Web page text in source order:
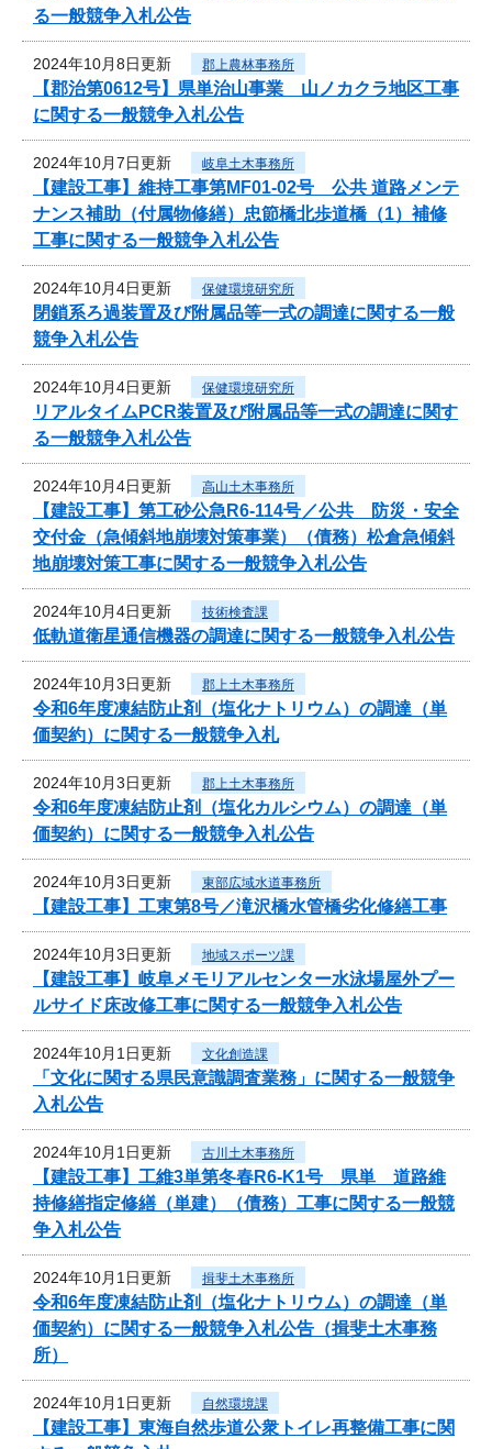
る一般競争入札公告
2024年10月8日更新 郡上農林事務所
【郡治第0612号】県単治山事業 山ノカクラ地区工事
に関する一般競争入札公告
2024年10月7日更新 岐阜土木事務所
【建設工事】維持工事第MF01-02号 公共 道路メンテ
ナンス補助（付属物修繕）忠節橋北歩道橋（1）補修
工事に関する一般競争入札公告
2024年10月4日更新 保健環境研究所
閉鎖系ろ過装置及び附属品等一式の調達に関する一般
競争入札公告
2024年10月4日更新 保健環境研究所
リアルタイムPCR装置及び附属品等一式の調達に関す
る一般競争入札公告
2024年10月4日更新 高山土木事務所
【建設工事】第工砂公急R6-114号／公共 防災・安全
交付金（急傾斜地崩壊対策事業）（債務）松倉急傾斜
地崩壊対策工事に関する一般競争入札公告
2024年10月4日更新 技術検査課
低軌道衛星通信機器の調達に関する一般競争入札公告
2024年10月3日更新 郡上土木事務所
令和6年度凍結防止剤（塩化ナトリウム）の調達（単
価契約）に関する一般競争入札
2024年10月3日更新 郡上土木事務所
令和6年度凍結防止剤（塩化カルシウム）の調達（単
価契約）に関する一般競争入札公告
2024年10月3日更新 東部広域水道事務所
【建設工事】工東第8号／滝沢橋水管橋劣化修繕工事
2024年10月3日更新 地域スポーツ課
【建設工事】岐阜メモリアルセンター水泳場屋外プー
ルサイド床改修工事に関する一般競争入札公告
2024年10月1日更新 文化創造課
「文化に関する県民意識調査業務」に関する一般競争
入札公告
2024年10月1日更新 古川土木事務所
【建設工事】工維3単第冬春R6-K1号 県単 道路維
持修繕指定修繕（単建）（債務）工事に関する一般競
争入札公告
2024年10月1日更新 揖斐土木事務所
令和6年度凍結防止剤（塩化ナトリウム）の調達（単
価契約）に関する一般競争入札公告（揖斐土木事務
所）
2024年10月1日更新 自然環境課
【建設工事】東海自然歩道公衆トイレ再整備工事に関